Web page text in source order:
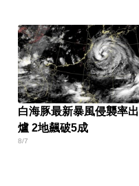
白海豚最新暴風侵襲率出
爐 2地飆破5成
8/7